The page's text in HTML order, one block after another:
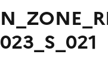
023_S_021